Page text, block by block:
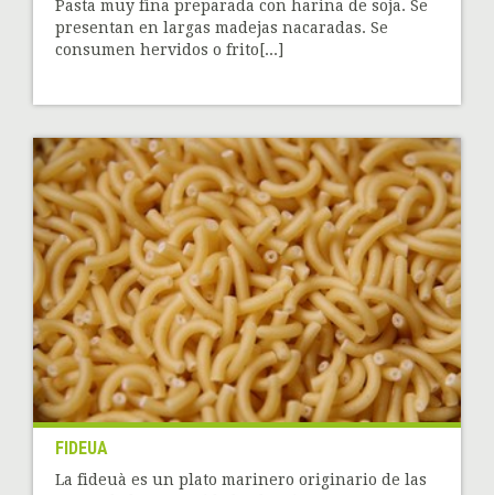
Pasta muy fina preparada con harina de soja. Se
presentan en largas madejas nacaradas. Se
consumen hervidos o frito[...]
FIDEUA
La fideuà es un plato marinero originario de las